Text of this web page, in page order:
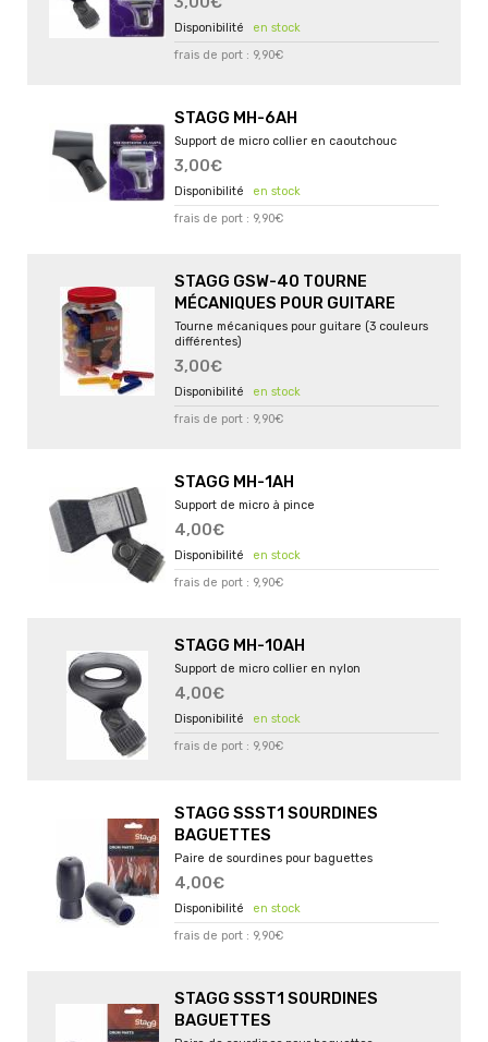
en stock
frais de port : 9,90€
STAGG MH-6AH
Support de micro collier en caoutchouc
3,00€
en stock
frais de port : 9,90€
STAGG GSW-40 TOURNE
MÉCANIQUES POUR GUITARE
Tourne mécaniques pour guitare (3 couleurs
différentes)
3,00€
en stock
frais de port : 9,90€
STAGG MH-1AH
Support de micro à pince
4,00€
en stock
frais de port : 9,90€
STAGG MH-10AH
Support de micro collier en nylon
4,00€
en stock
frais de port : 9,90€
STAGG SSST1 SOURDINES
BAGUETTES
Paire de sourdines pour baguettes
4,00€
en stock
frais de port : 9,90€
STAGG SSST1 SOURDINES
BAGUETTES